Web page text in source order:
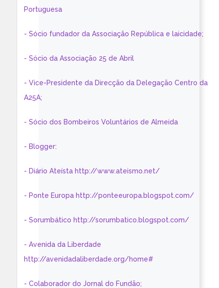
Portuguesa
- Sócio fundador da Associação República e laicidade;
- Sócio da Associação 25 de Abril
- Vice-Presidente da Direcção da Delegação Centro da
A25A;
- Sócio dos Bombeiros Voluntários de Almeida
- Blogger:
- Diário Ateísta http://www.ateismo.net/
- Ponte Europa http://ponteeuropa.blogspot.com/
- Sorumbático http://sorumbatico.blogspot.com/
- Avenida da Liberdade
http://avenidadaliberdade.org/home#
- Colaborador do Jornal do Fundão;